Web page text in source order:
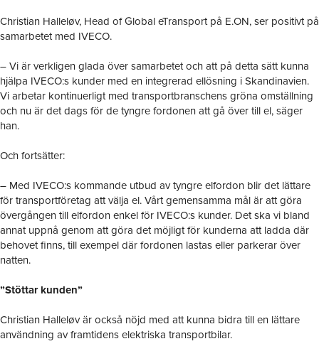
Christian Halleløv, Head of Global eTransport på E.ON, ser positivt på
samarbetet med IVECO.
– Vi är verkligen glada över samarbetet och att på detta sätt kunna
hjälpa IVECO:s kunder med en integrerad ellösning i Skandinavien.
Vi arbetar kontinuerligt med transportbranschens gröna omställning
och nu är det dags för de tyngre fordonen att gå över till el, säger
han.
Och fortsätter:
– Med IVECO:s kommande utbud av tyngre elfordon blir det lättare
för transportföretag att välja el. Vårt gemensamma mål är att göra
övergången till elfordon enkel för IVECO:s kunder. Det ska vi bland
annat uppnå genom att göra det möjligt för kunderna att ladda där
behovet finns, till exempel där fordonen lastas eller parkerar över
natten.
”Stöttar kunden”
Christian Halleløv är också nöjd med att kunna bidra till en lättare
användning av framtidens elektriska transportbilar.